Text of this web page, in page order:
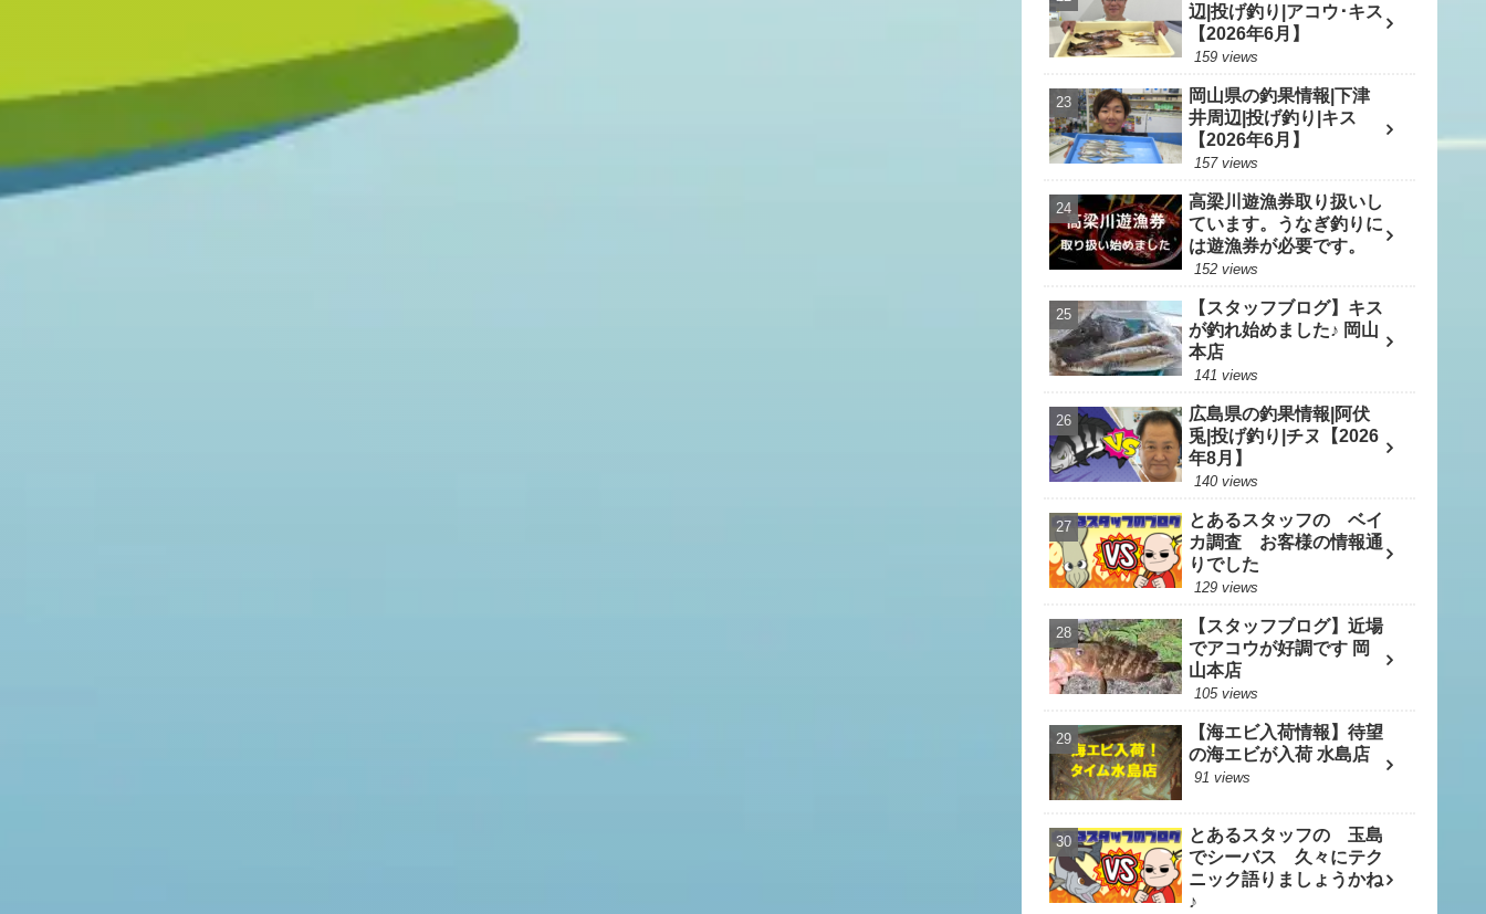
辺|投げ釣り|アコウ･キス
【2026年6月】
159 views
岡山県の釣果情報|下津
井周辺|投げ釣り|キス
【2026年6月】
157 views
高梁川遊漁券取り扱いし
ています。うなぎ釣りに
は遊漁券が必要です。
152 views
【スタッフブログ】キス
が釣れ始めました♪ 岡山
本店
141 views
広島県の釣果情報|阿伏
兎|投げ釣り|チヌ【2026
年8月】
140 views
とあるスタッフの ベイ
カ調査 お客様の情報通
りでした
129 views
【スタッフブログ】近場
でアコウが好調です 岡
山本店
105 views
【海エビ入荷情報】待望
の海エビが入荷 水島店
91 views
とあるスタッフの 玉島
でシーバス 久々にテク
ニック語りましょうかね
♪